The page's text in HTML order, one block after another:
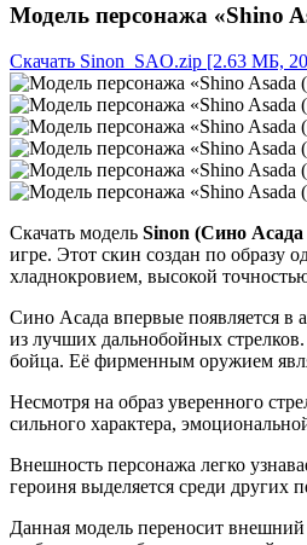
Модель персонажа «Shino
Скачать Sinon_SAO.zip [2.63 МБ, 20
Скачать модель Sinon (Сино Асада
игре. Этот скин создан по образу
хладнокровием, высокой
Сино Асада впервые появляется в
из лучших дальнобойных
бойца. Её фирменным оружием
Несмотря на образ уверенного
сильного характера,
Внешность персонажа легко
героиня выделяется среди
Данная модель переносит внешний